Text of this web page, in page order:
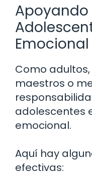
Apoyando
Emocional
Como
maestros o
adolescentes
emocional.
Aquí hay
efectivas: